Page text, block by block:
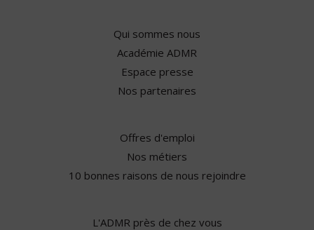
Qui sommes nous
Académie ADMR
Espace presse
Nos partenaires
Offres d'emploi
Nos métiers
10 bonnes raisons de nous rejoindre
L'ADMR près de chez vous